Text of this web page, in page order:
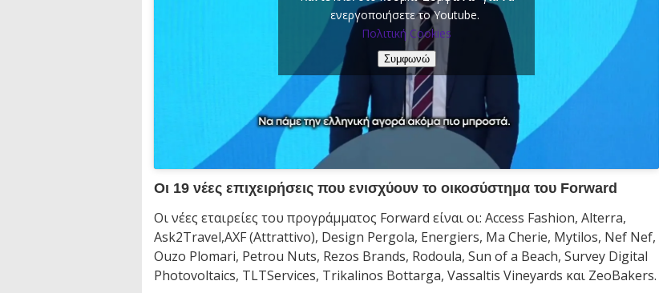
ενεργοποιήσετε το Youtube.
Πολιτική Cookies
Συμφωνώ
Οι 19 νέες επιχειρήσεις που ενισχύουν το οικοσύστημα του Forward
Οι νέες εταιρείες του προγράμματος Forward είναι οι: Access Fashion, Alterra,
Ask2Travel,​AXF (Attrattivo)​, Design Pergola, Energiers, Ma Cherie, Mytilos, Nef Nef,
Ouzo Plomari, Petrou Nuts, Rezos Brands, Rodoula, Sun of a Beach, Survey Digital
Photovoltaics, TLT​Services​, Trikalinos Bottarga, Vassaltis Vineyards και Zeo​Bakers​​​.